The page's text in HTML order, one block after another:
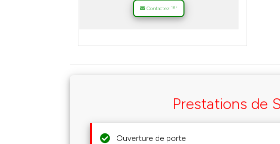
Contactez18*
Prestations de
Ouverture de porte